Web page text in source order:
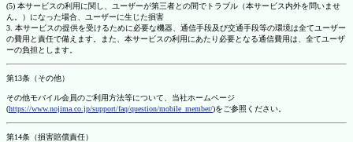
(5) 本サービスの利用に関し、ユーザーが第三者との間でトラブル（本サービス内外を問いませ
ん。）になった場合、ユーザーに生じた損害
3. 本サービスの提供を受けるために必要な機器、通信手段及び交通手段等の環境は全てユーザー
の費用と責任で備えます。また、本サービスの利用にあたり必要となる通信費用は、全てユーザ
ーの負担とします。
第13条（その他）
その他モバイル会員のご利用方法等について、当社ホームページ
(https://www.nojima.co.jp/support/faq/question/mobile_member/)をご参照ください。
第14条（損害賠償責任）